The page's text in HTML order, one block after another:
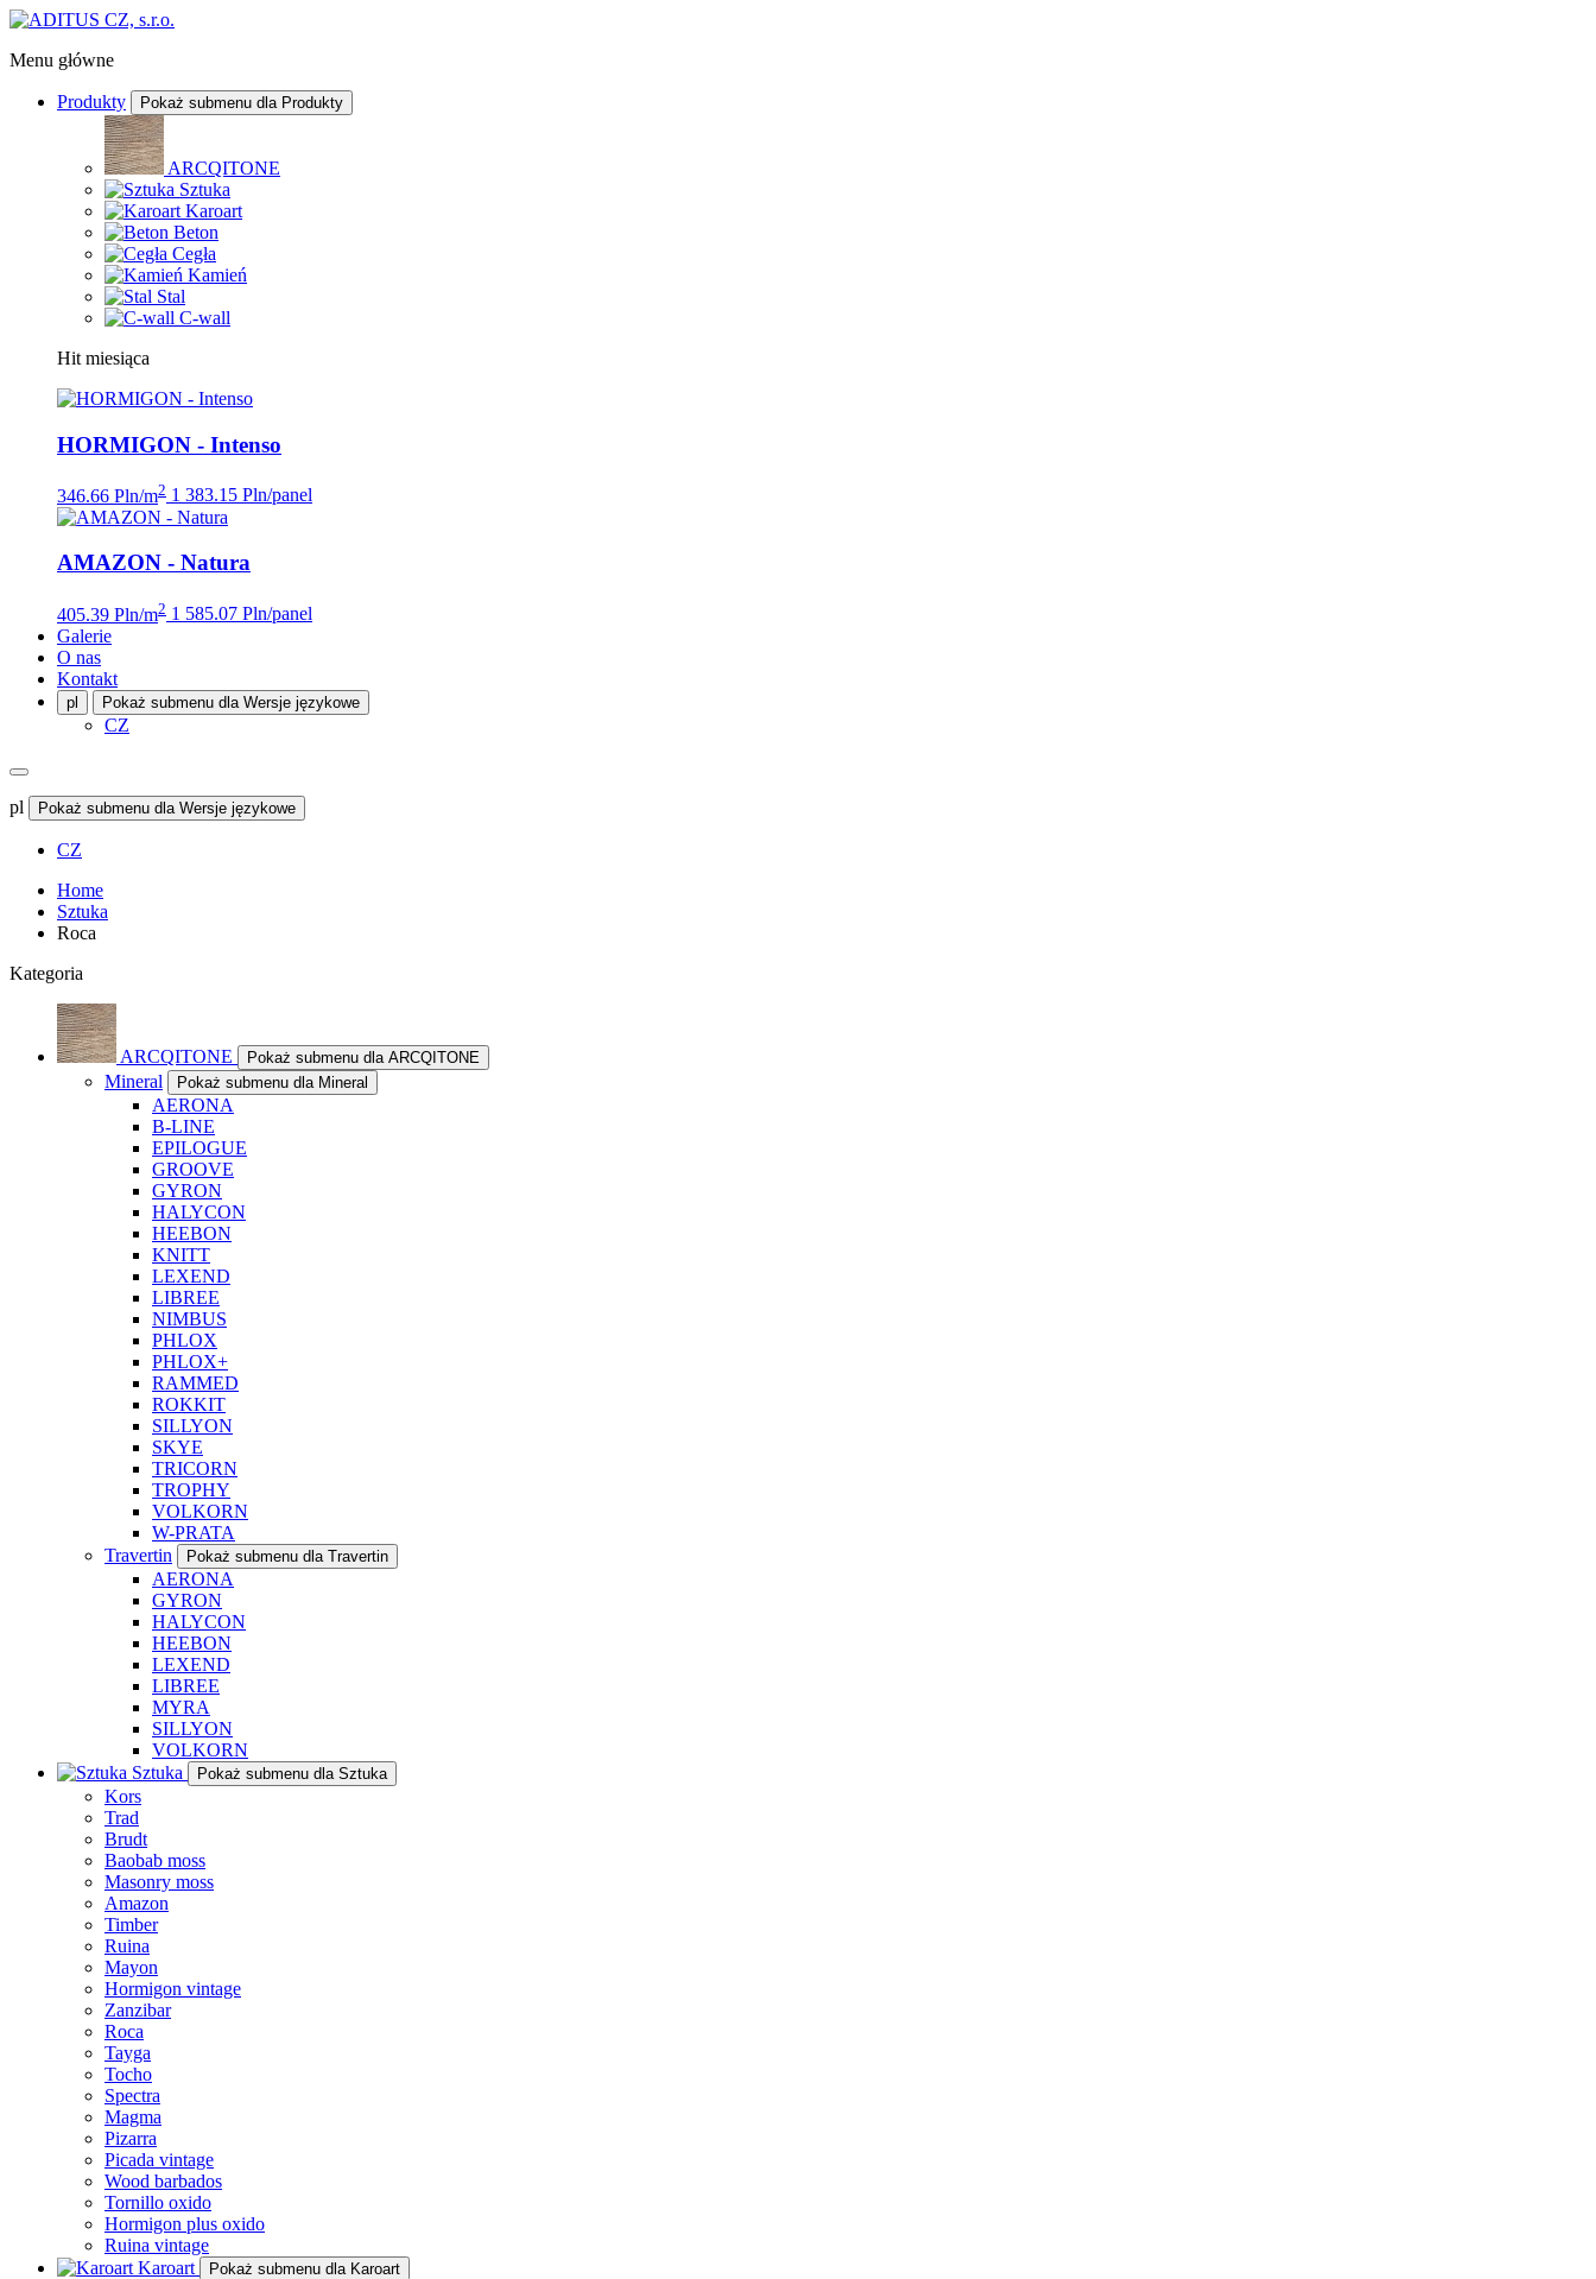
Menu główne
Produkty Pokaż submenu dla Produkty
ARCQITONE
Sztuka
Karoart
Beton
Cegła
Kamień
Stal
C-wall
Hit miesiąca
HORMIGON - Intenso
346.66 Pln/m2 1 383.15 Pln/panel
AMAZON - Natura
405.39 Pln/m2 1 585.07 Pln/panel
Galerie
O nas
Kontakt
pl Pokaż submenu dla Wersje językowe
CZ
pl Pokaż submenu dla Wersje językowe
CZ
Home
Sztuka
Roca
Kategoria
ARCQITONE Pokaż submenu dla ARCQITONE
Mineral Pokaż submenu dla Mineral
AERONA
B-LINE
EPILOGUE
GROOVE
GYRON
HALYCON
HEEBON
KNITT
LEXEND
LIBREE
NIMBUS
PHLOX
PHLOX+
RAMMED
ROKKIT
SILLYON
SKYE
TRICORN
TROPHY
VOLKORN
W-PRATA
Travertin
Pokaż submenu dla Travertin
AERONA
GYRON
HALYCON
HEEBON
LEXEND
LIBREE
MYRA
SILLYON
VOLKORN
Sztuka
Pokaż submenu dla Sztuka
Kors
Trad
Brudt
Baobab moss
Masonry moss
Amazon
Timber
Ruina
Mayon
Hormigon vintage
Zanzibar
Roca
Tayga
Tocho
Spectra
Magma
Pizarra
Picada vintage
Wood barbados
Tornillo oxido
Hormigon plus oxido
Ruina vintage
Karoart
Pokaż submenu dla Karoart